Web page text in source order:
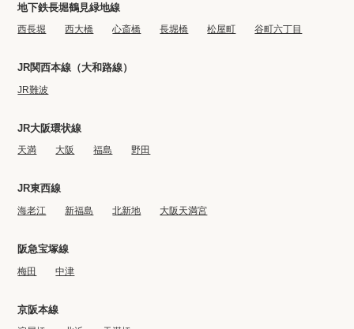
地下鉄長堀鶴見緑地線
西長堀 西大橋 心斎橋 長堀橋 松屋町 谷町六丁目
JR関西本線（大和路線）
JR難波
JR大阪環状線
天満 大阪 福島 野田
JR東西線
海老江 新福島 北新地 大阪天満宮
阪急宝塚線
梅田 中津
京阪本線